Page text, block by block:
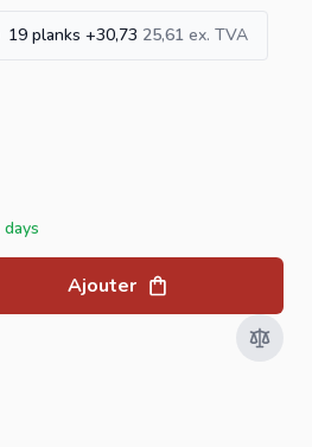
19 planks +30,73 25,61
Ajouter